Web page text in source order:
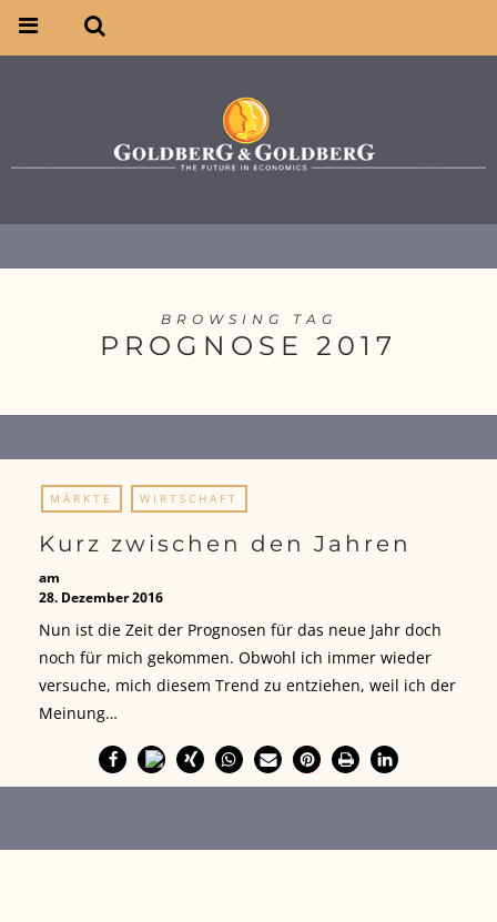
BROWSING TAG
PROGNOSE 2017
MÄRKTE WIRTSCHAFT
Kurz zwischen den Jahren
am
28. Dezember 2016
Nun ist die Zeit der Prognosen für das neue Jahr doch
noch für mich gekommen. Obwohl ich immer wieder
versuche, mich diesem Trend zu entziehen, weil ich der
Meinung…